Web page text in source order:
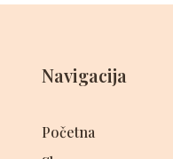
Navigacija
Početna